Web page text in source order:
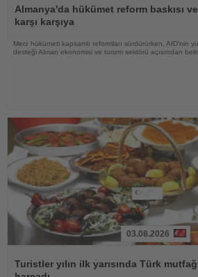
Oku
Almanya'da hükümet reform baskısı
karşı karşıya
Merz hükümeti kapsamlı reformları sürdürürken, AfD'nin
desteği Alman ekonomisi ve turizm sektörü açısından
Oku
03.08.2026
Turistler yılın ilk yarısında Türk